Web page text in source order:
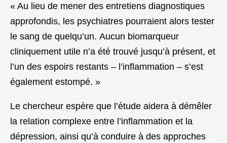
« Au lieu de mener des entretiens diagnostiques
approfondis, les psychiatres pourraient alors tester
le sang de quelqu’un. Aucun biomarqueur
cliniquement utile n’a été trouvé jusqu’à présent, et
l’un des espoirs restants – l’inflammation – s’est
également estompé. »
Le chercheur espère que l’étude aidera à démêler
la relation complexe entre l’inflammation et la
dépression, ainsi qu’à conduire à des approches